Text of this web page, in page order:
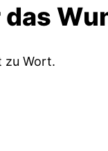
zu Wort.